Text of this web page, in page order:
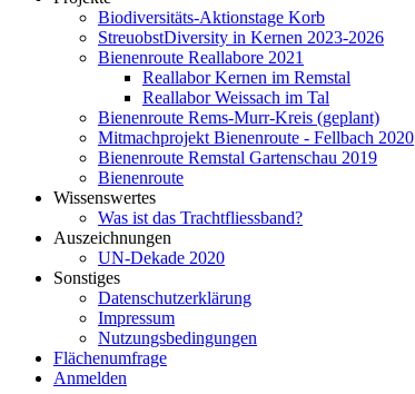
Biodiversitäts-Aktionstage Korb
StreuobstDiversity in Kernen 2023-2026
Bienenroute Reallabore 2021
Reallabor Kernen im Remstal
Reallabor Weissach im Tal
Bienenroute Rems-Murr-Kreis (geplant)
Mitmachprojekt Bienenroute - Fellbach 2020
Bienenroute Remstal Gartenschau 2019
Bienenroute
Wissenswertes
Was ist das Trachtfliessband?
Auszeichnungen
UN-Dekade 2020
Sonstiges
Datenschutzerklärung
Impressum
Nutzungsbedingungen
Flächenumfrage
Anmelden